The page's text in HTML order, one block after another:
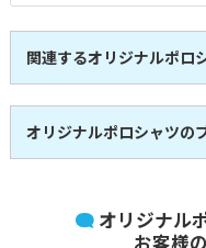
関連するオリジナルポロ
全15商品
ポケット付きポロシャ
ツ
全11商品
ボタンダウンポロシャ
オリジナルポロシャツの
UnitedAthle
ユナイテッドアスレ
オリジナル